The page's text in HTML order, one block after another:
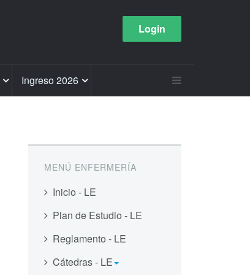
Login
Ingreso 2026
MENÚ ENFERMERÍA
Inicio - LE
Plan de Estudio - LE
Reglamento - LE
Cátedras - LE